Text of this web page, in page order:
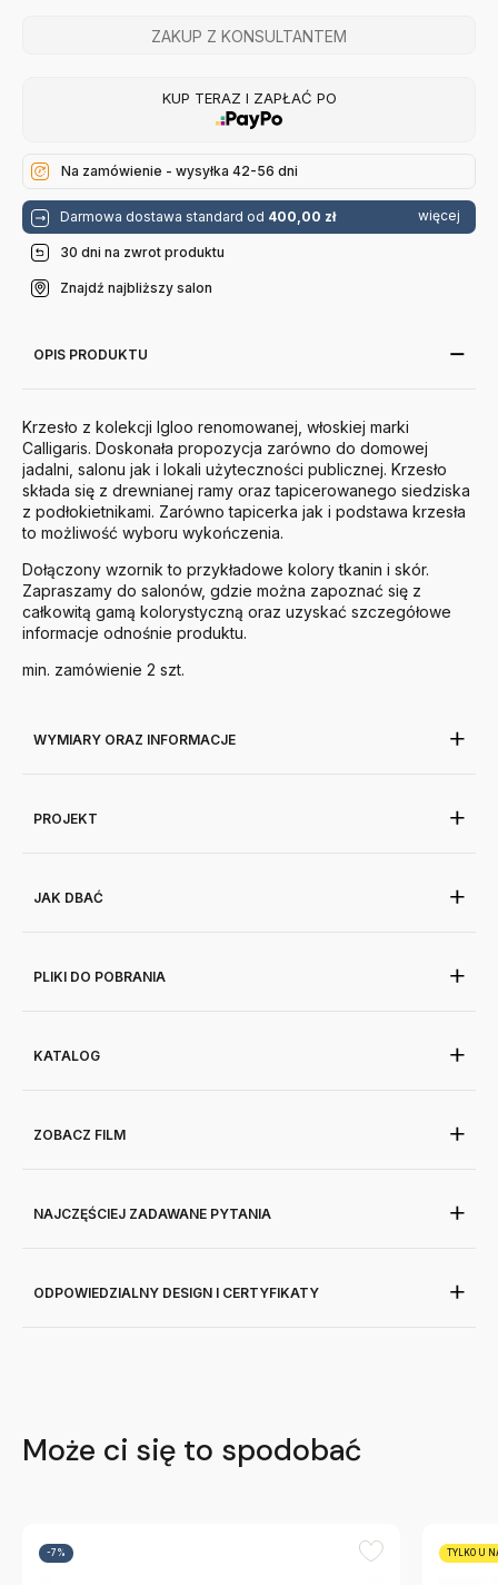
ZAKUP Z KONSULTANTEM
KUP TERAZ I ZAPŁAĆ PO
Na zamówienie - wysyłka 42-56 dni
Darmowa dostawa standard od 400,00 zł więcej
30 dni na zwrot produktu
Znajdź najbliższy salon
OPIS PRODUKTU
Krzesło z kolekcji Igloo renomowanej, włoskiej marki
Calligaris. Doskonała propozycja zarówno do domowej
jadalni, salonu jak i lokali użyteczności publicznej. Krzesło
składa się z drewnianej ramy oraz tapicerowanego siedziska
z podłokietnikami. Zarówno tapicerka jak i podstawa krzesła
to możliwość wyboru wykończenia.
Dołączony wzornik to przykładowe kolory tkanin i skór.
Zapraszamy do salonów, gdzie można zapoznać się z
całkowitą gamą kolorystyczną oraz uzyskać szczegółowe
informacje odnośnie produktu.
min. zamówienie 2 szt.
WYMIARY ORAZ INFORMACJE
PROJEKT
JAK DBAĆ
PLIKI DO POBRANIA
KATALOG
ZOBACZ FILM
NAJCZĘŚCIEJ ZADAWANE PYTANIA
ODPOWIEDZIALNY DESIGN I CERTYFIKATY
Może ci się to spodobać
-7% TYLKO U